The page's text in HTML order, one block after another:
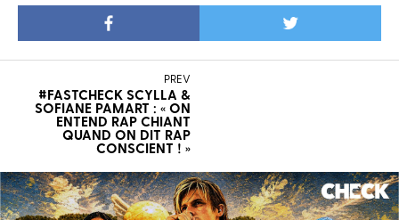
PREV
#FASTCHECK SCYLLA &
SOFIANE PAMART : « ON
ENTEND RAP CHIANT
QUAND ON DIT RAP
CONSCIENT ! »